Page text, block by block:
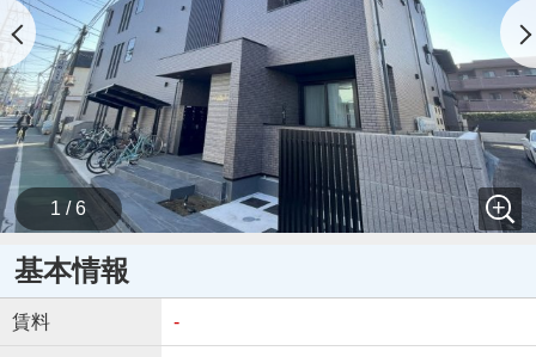
1 / 6
基本情報
賃料 -